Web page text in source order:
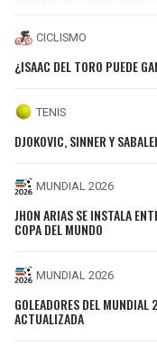
CICLISMO
¿ISAAC DEL TORO PUEDE
TENIS
DJOKOVIC, SINNER Y
MUNDIAL 2026
JHON ARIAS SE INSTALA
COPA DEL MUNDO
MUNDIAL 2026
GOLEADORES DEL
ACTUALIZADA